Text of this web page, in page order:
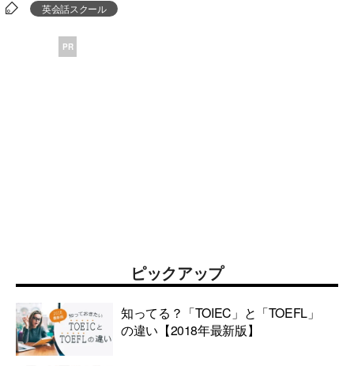
英会話スクール
PR
ピックアップ
知ってる？「TOIEC」と「TOEFL」
の違い【2018年最新版】